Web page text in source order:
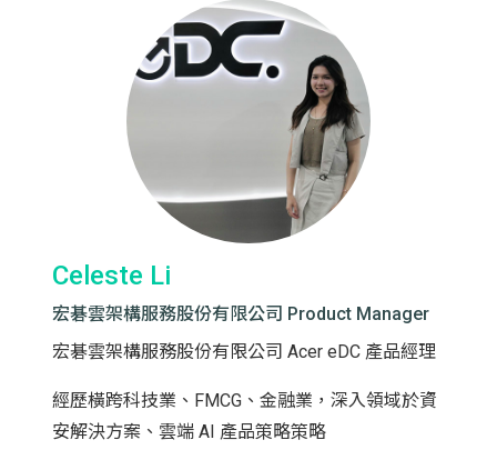
Celeste Li
宏碁雲架構服務股份有限公司 Product Manager
宏碁雲架構服務股份有限公司 Acer eDC 產品經理
經歷橫跨科技業、FMCG、金融業，深入領域於資
安解決方案、雲端 AI 產品策略策略